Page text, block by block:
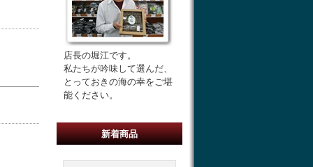
店長の堀江です。
私たちが吟味して選んだ、
とっておきの海の幸をご堪
能ください。
新着商品